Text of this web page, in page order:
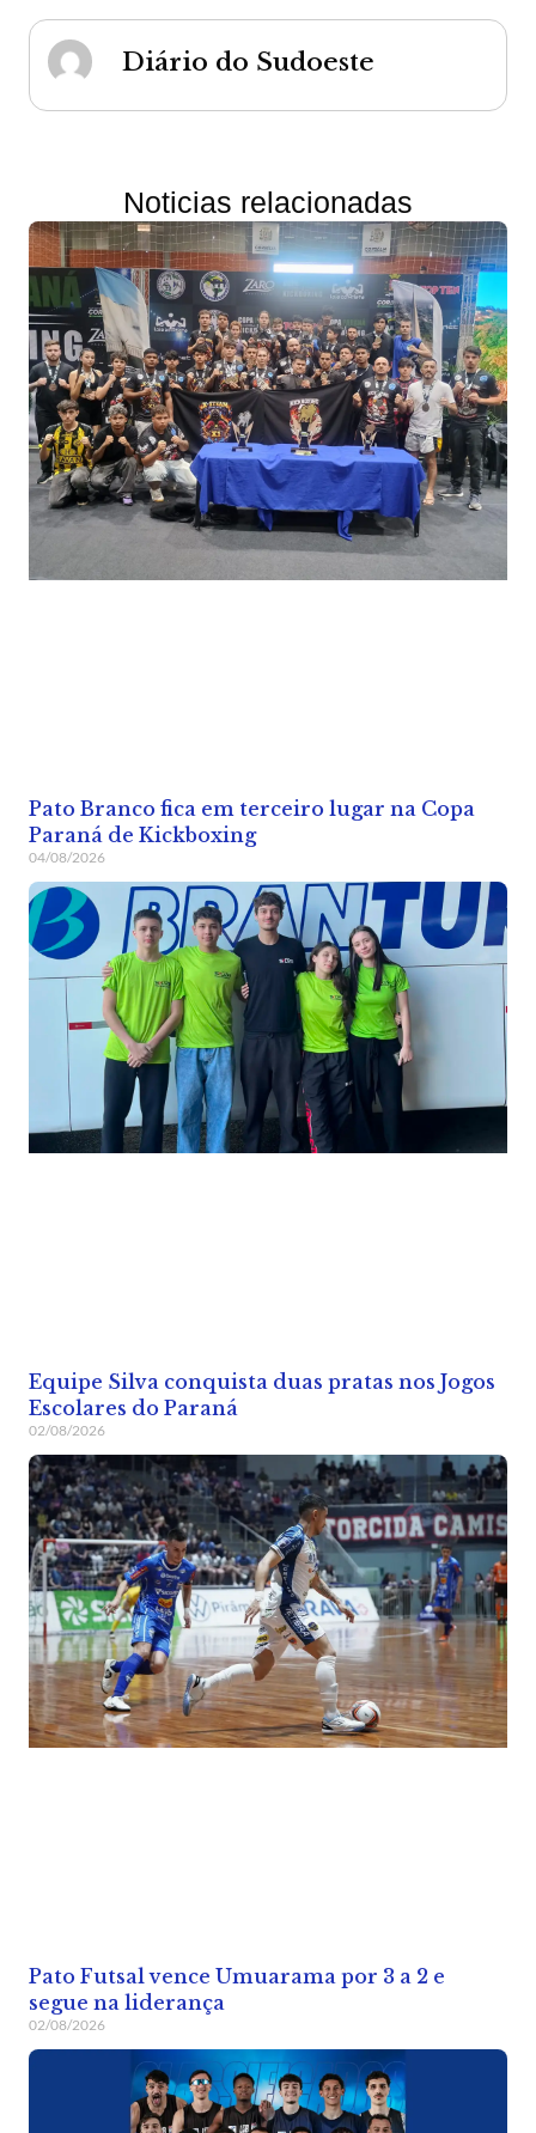
Diário do Sudoeste
Noticias relacionadas
Pato Branco fica em terceiro lugar na Copa
Paraná de Kickboxing
04/08/2026
Equipe Silva conquista duas pratas nos Jogos
Escolares do Paraná
02/08/2026
Pato Futsal vence Umuarama por 3 a 2 e
segue na liderança
02/08/2026